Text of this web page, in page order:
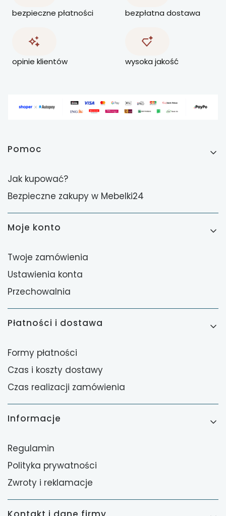
bezpieczne płatności bezpłatna dostawa
opinie klientów wysoka jakość
Linki w stopce
Pomoc
Jak kupować?
Bezpieczne zakupy w Mebelki24
Moje konto
Twoje zamówienia
Ustawienia konta
Przechowalnia
Płatności i dostawa
Formy płatności
Czas i koszty dostawy
Czas realizacji zamówienia
Informacje
Regulamin
Polityka prywatności
Zwroty i reklamacje